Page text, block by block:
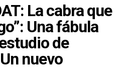
La cabra que
Una fábula
de
nuevo